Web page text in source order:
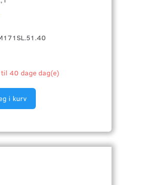
40 dage dag(e)
i kurv